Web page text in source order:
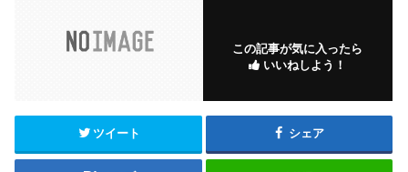
この記事が気に入ったら
いいねしよう！
ツイート シェア